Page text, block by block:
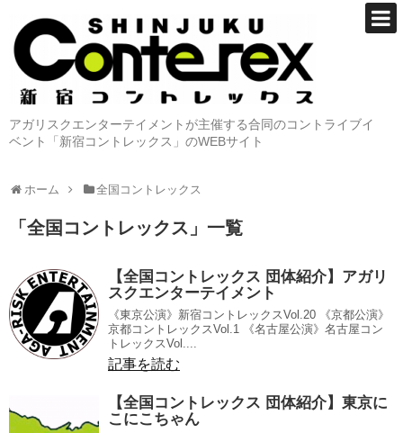
アガリスクエンターテイメントが主催する合同のコントライブイ
ベント「新宿コントレックス」のWEBサイト
ホーム 全国コントレックス
「 全国コントレックス 」 一覧
【全国コントレックス 団体紹介】アガリ
スクエンターテイメント
《東京公演》新宿コントレックスVol.20 《京都公演》
京都コントレックスVol.1 《名古屋公演》名古屋コン
トレックスVol....
記事を読む
【全国コントレックス 団体紹介】東京に
こにこちゃん